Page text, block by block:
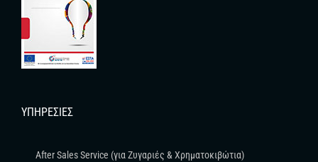
ΥΠΗΡΕΣΊΕΣ
After Sales Service (για Ζυγαριές & Χρηματοκιβώτια)